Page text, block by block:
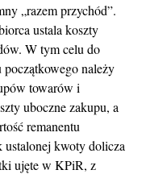
„razem przychód”.
ustala koszty
W tym celu do
początkowego należy
towarów i
uboczne zakupu, a
remanentu
kwoty dolicza
ujęte w KPiR, z